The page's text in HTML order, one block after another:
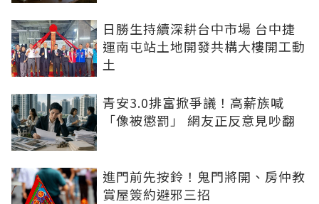
日勝生持續深耕台中市場 台中捷
運南屯站土地開發共構大樓開工動
土
青安3.0排富掀爭議！高薪族喊
「像被懲罰」 網友正反意見吵翻
進門前先按鈴！鬼門將開、房仲教
賞屋簽約避邪三招